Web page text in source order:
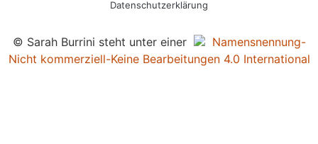
Datenschutzerklärung
© Sarah Burrini steht unter einer
Namensnennung-
Nicht kommerziell-Keine Bearbeitungen 4.0 International